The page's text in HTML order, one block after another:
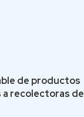
de productos
recolectoras de